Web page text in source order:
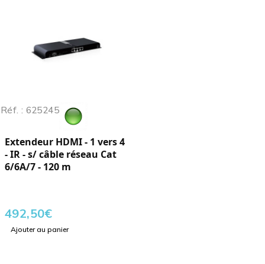
Réf. : 625245
Extendeur HDMI - 1 vers 4
- IR - s/ câble réseau Cat
6/6A/7 - 120 m
492,50€
Ajouter au panier